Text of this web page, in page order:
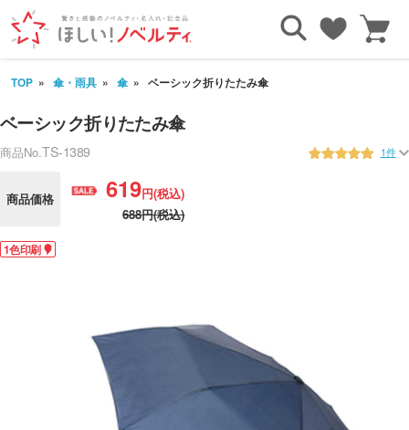
TOP 傘・雨具 傘 ベーシック折りたたみ傘
ベーシック折りたたみ傘
商品No.TS-1389 1件
商品価格 619円(税込)
688円(税込)
1色印刷